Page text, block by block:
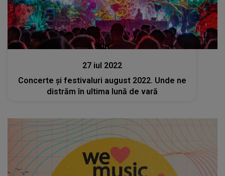
Stiri
27 iul 2022
Concerte şi festivaluri august 2022. Unde ne
distrăm în ultima lună de vară